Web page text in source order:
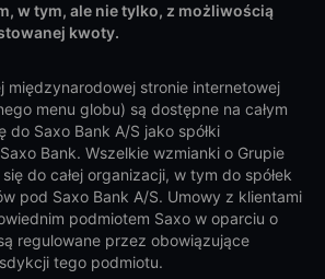
w tym, ale nie tylko, z możliwością
kwoty.
międzynarodowej stronie internetowej
menu globu) są dostępne na całym
do Saxo Bank A/S jako spółki
Bank. Wszelkie wzmianki o Grupie
do całej organizacji, w tym do spółek
pod Saxo Bank A/S. Umowy z klientami
podmiotem Saxo w oparciu o
regulowane przez obowiązujące
tego podmiotu.